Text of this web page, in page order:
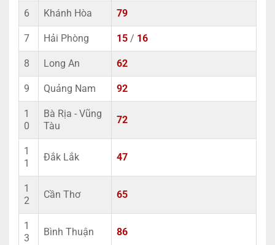
6 Khánh Hòa 79
7 Hải Phòng 15 / 16
8 Long An 62
9 Quảng Nam 92
1
0
Bà Rịa - Vũng
Tàu
72
1
1
Đắk Lắk 47
1
2
Cần Thơ 65
1
3
Bình Thuận 86